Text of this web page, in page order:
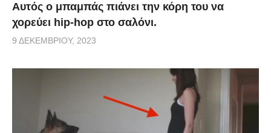
Αυτός ο μπαμπάς πιάνει την κόρη του να
χορεύει hip-hop στο σαλόνι.
9 ΔΕΚΕΜΒΡΊΟΥ, 2023